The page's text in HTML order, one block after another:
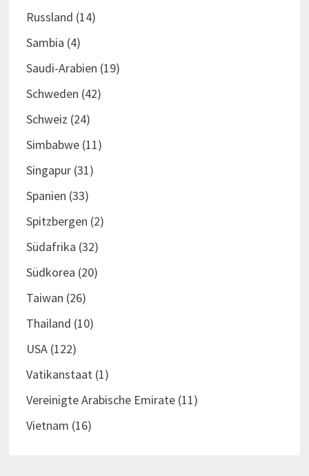
Russland (14)
Sambia (4)
Saudi-Arabien (19)
Schweden (42)
Schweiz (24)
Simbabwe(11)
Singapur(31)
Spanien (33)
Spitzbergen (2)
Südafrika (32)
Südkorea (20)
Taiwan (26)
Thailand (10)
USA(122)
Vatikanstaat(1)
Vereinigte Arabische Emirate(11)
Vietnam (16)